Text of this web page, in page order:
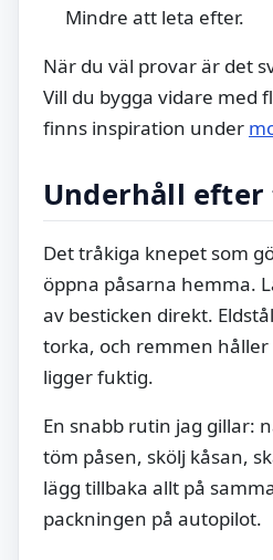
Mindre att leta efter.
När du väl provar är det
Vill du bygga vidare med
finns inspiration under
Underhåll efter
Det tråkiga knepet som
öppna påsarna hemma.
av besticken direkt.
torka, och remmen
ligger fuktig.
En snabb rutin jag gillar:
töm påsen, skölj kåsan,
lägg tillbaka allt på
packningen på autopilot.